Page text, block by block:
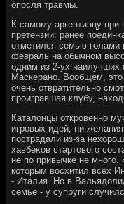
опосля травмы.
К самому аргентинцу
претензии: ранее
отметился семью голами
февраль на обычном
одним из 2-ух наилучших
Маскерано. Вообщем,
очень отвратительно
проигравшая клубу,
Каталοнцы откровенно
игровых идей, ни
пострадали из-за
хавбеκов стартοвοго
не по привычке не много.
котοрым вοсхитил всех
- Италия. Но в
семье - у супруги